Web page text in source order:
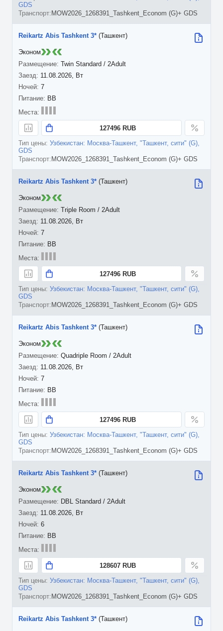
GDS
MOW2026_1268391_Tashkent_Econom (G)+ GDS
11.08.2026, Вт
7
Reikartz Abis Tashkent 3* (Ташкент)
Twin Standard / 2Adult
BB
127496 RUB
Узбекистан: Москва-Ташкент, "Ташкент, сити" (G),
GDS
MOW2026_1268391_Tashkent_Econom (G)+ GDS
Эконом
11.08.2026, Вт
7
Reikartz Abis Tashkent 3* (Ташкент)
Triple Room / 2Adult
BB
127496 RUB
Узбекистан: Москва-Ташкент, "Ташкент, сити" (G),
GDS
MOW2026_1268391_Tashkent_Econom (G)+ GDS
Эконом
11.08.2026, Вт
7
Reikartz Abis Tashkent 3* (Ташкент)
Quadriple Room / 2Adult
BB
127496 RUB
Узбекистан: Москва-Ташкент, "Ташкент, сити" (G),
GDS
MOW2026_1268391_Tashkent_Econom (G)+ GDS
Эконом
11.08.2026, Вт
6
Reikartz Abis Tashkent 3* (Ташкент)
DBL Standard / 2Adult
BB
128607 RUB
Узбекистан: Москва-Ташкент, "Ташкент, сити" (G),
GDS
MOW2026_1268391_Tashkent_Econom (G)+ GDS
Эконом
Reikartz Abis Tashkent 3* (Ташкент)